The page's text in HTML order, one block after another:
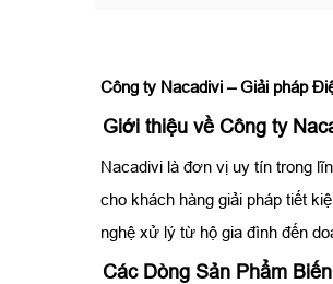
Công ty Nacadivi – Giải pháp
Giới thiệu về Công ty
Nacadivi là đơn vị uy tín trong
cho khách hàng giải pháp tiết
nghệ xử lý từ hộ gia đình đến
Các Dòng Sản Phẩm